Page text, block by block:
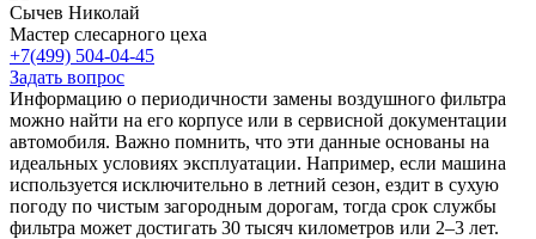
Сычев Николай
Мастер слесарного цеха
+7(499) 504-04-45
Задать вопрос
Информацию о периодичности замены воздушного фильтра
можно найти на его корпусе или в сервисной документации
автомобиля. Важно помнить, что эти данные основаны на
идеальных условиях эксплуатации. Например, если машина
используется исключительно в летний сезон, ездит в сухую
погоду по чистым загородным дорогам, тогда срок службы
фильтра может достигать 30 тысяч километров или 2–3 лет.